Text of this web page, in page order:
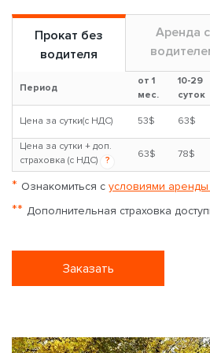
Прокат без
водителя
Аренда с
Период
от 1
мес.
10-29
суток
Цена за сутки(с НДС) 53$ 63$
Цена за сутки + доп.
страховка (с НДС)
?
63$ 78$
* Ознакомиться с условиями аренды
** Дополнительная страховка
Заказать